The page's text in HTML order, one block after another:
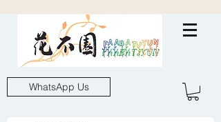
WhatsApp Us